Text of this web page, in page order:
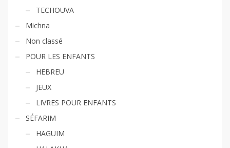
TECHOUVA
Michna
Non classé
POUR LES ENFANTS
HEBREU
JEUX
LIVRES POUR ENFANTS
SÉFARIM
HAGUIM